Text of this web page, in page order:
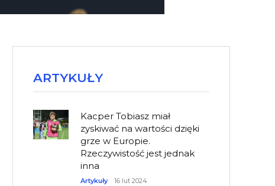
ARTYKUŁY
Kacper Tobiasz miał
zyskiwać na wartości dzięki
grze w Europie.
Rzeczywistość jest jednak
inna
Artykuły 16 lut 2024